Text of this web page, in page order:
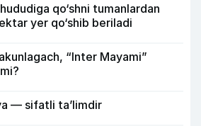
qo‘shni tumanlardan
yer qo‘shib beriladi
“Inter Mayami”
— sifatli ta’limdir